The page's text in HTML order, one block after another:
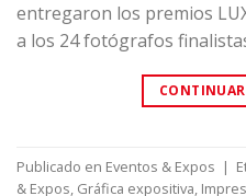
entregaron los premios
a los 24 fotógrafos
Publicado en Eventos & Expos |
& Expos, Gráfica expositiva,